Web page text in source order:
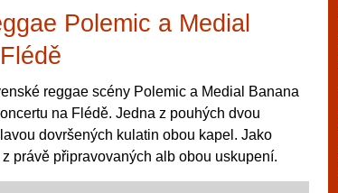
Polemic a Medial
reggae scény Polemic a Medial Banana
na Flédě. Jedna z pouhých dvou
dovršených kulatin obou kapel. Jako
právě připravovaných alb obou uskupení.
Průvodcekasinovými hrami v Brně: Od
rulety po video automaty
Brno je městem známým pro zajímavé památky, skvělé
restaurace, divadla a univerzity. Mimo jiné je ale také
místem, kde si můžete legálně a bezpečně vyzkoušet
různé kasinové hry. V neustále kvetoucí moravské
metropoli naleznete širokou nabídku her od klasické